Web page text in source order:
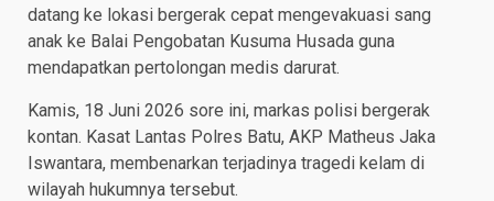
datang ke lokasi bergerak cepat mengevakuasi sang
anak ke Balai Pengobatan Kusuma Husada guna
mendapatkan pertolongan medis darurat.
Kamis, 18 Juni 2026 sore ini, markas polisi bergerak
kontan. Kasat Lantas Polres Batu, AKP Matheus Jaka
Iswantara, membenarkan terjadinya tragedi kelam di
wilayah hukumnya tersebut.